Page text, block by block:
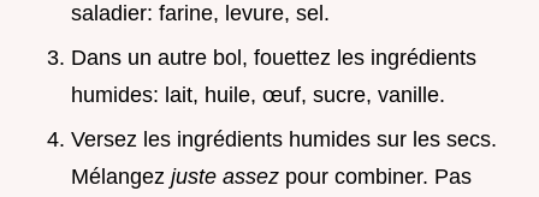
saladier: farine, levure, sel.
Dans un autre bol, fouettez les ingrédients
humides: lait, huile, œuf, sucre, vanille.
Versez les ingrédients humides sur les secs.
Mélangez juste assez pour combiner. Pas